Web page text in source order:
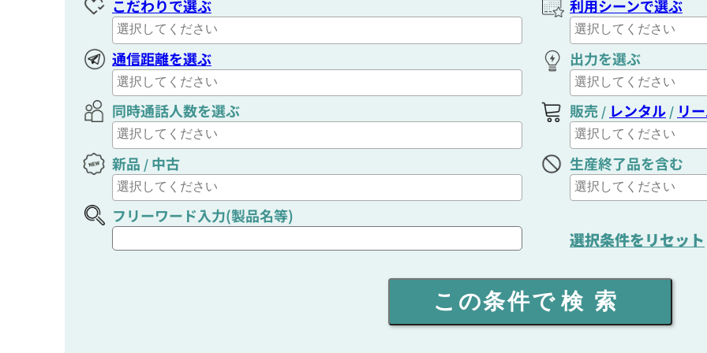
こだわりで選ぶ 利用シーンで選ぶ
通信距離を選ぶ 出力を選ぶ
同時通話人数を選ぶ 販売 / レンタル / リ
新品 / 中古 生産終了品を含む
フリーワード入力(製品名等)
選択条件をリセット
この条件で 検索